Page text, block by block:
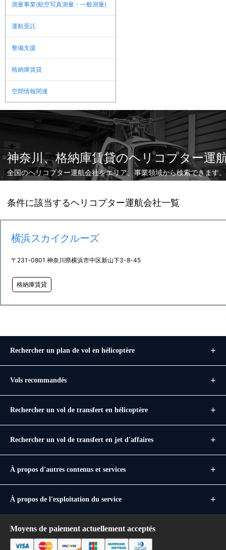
測量事業(航空写真測量・一般測量)
運航受託
整備支援
格納庫賃貸
空間情報関連
神奈川、格納庫賃貸のヘリコプター運
全国のヘリコプター運航会社をエリア、事業領域から検索できます。
条件に該当するヘリコプター運航会社一覧
横浜スカイクルーズ
〒231-0801 神奈川県横浜市中区新山下3-8-45
格納庫賃貸
Rechercher un plan de vol en hélicoptère
Vols recommandés
Rechercher un vol de transfert en hélicoptère
Rechercher un vol de transfert en jet d'affaires
À propos d'autres contenus et services
À propos de l'exploitation du service
Moyens de paiement actuellement acceptés